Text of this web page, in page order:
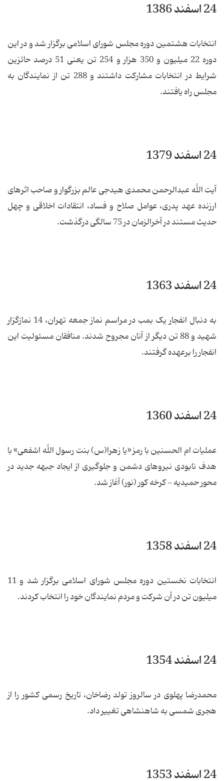
24 اسفند 1386
انتخابات هشتمین دوره مجلس شورای اسلامی برگزار شد و در این
دوره 22 میلیون و 350 هزار و 254 تن یعنی 51 درصد حائزین
شرایط در انتخابات مشارکت داشتند و 288 تن از نمایندگان به
مجلس راه یافتند.
24 اسفند 1379
آیت اللَّه عبدالرحمن محمدی هیدجی عالم بزرگوار و صاحب اثرهای
ارزنده عهد پدری، عوامل صلاح و فساد، انتقادات اخلاقی و چهل
حدیث مستند در آخرالزمان در 75 سالگی درگذشت.
24 اسفند 1363
به دنبال انفجار یک بمب در مراسم نماز جمعه تهران، 14 نمازگزار
شهید و 88 تن دیگر از آنان مجروح شدند. منافقان مسئولیت این
انفجار را برعهده گرفتند.
24 اسفند 1360
عملیات ام الحسنین با رمز «یا زهرا(س) بنت رسول اللَّه اشفعی» با
هدف نابودی نیروهای دشمن و جلوگیری از ایجاد جبهه جدید در
محور حمیدیه - کرخه کور (نور) آغاز شد.
24 اسفند 1358
انتخابات نخستین دوره مجلس شورای اسلامی برگزار شد و 11
میلیون تن در آن شرکت و مردم نمایندگان خود را انتخاب کردند.
24 اسفند 1354
محمدرضا پهلوی در سالروز تولد رضاخان، تاریخ رسمی کشور را از
هجری شمسی به شاهنشاهی تغییر داد.
24 اسفند 1353